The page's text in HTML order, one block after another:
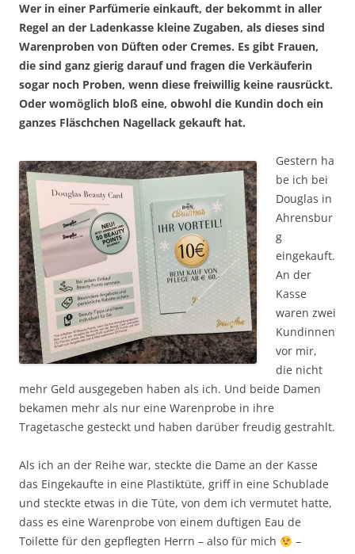
Wer in einer Parfümerie einkauft, der bekommt in aller
Regel an der Ladenkasse kleine Zugaben, als dieses sind
Warenproben von Düften oder Cremes. Es gibt Frauen,
die sind ganz gierig darauf und fragen die Verkäuferin
sogar noch Proben, wenn diese freiwillig keine rausrückt.
Oder womöglich bloß eine, obwohl die Kundin doch ein
ganzes Fläschchen Nagellack gekauft hat.
Gestern ha
be ich bei
Douglas in
Ahrensbur
g
eingekauft.
An der
Kasse
waren zwei
Kundinnen
vor mir,
die nicht
mehr Geld ausgegeben haben als ich. Und beide Damen
bekamen mehr als nur eine Warenprobe in ihre
Tragetasche gesteckt und haben darüber freudig gestrahlt.
Als ich an der Reihe war, steckte die Dame an der Kasse
das Eingekaufte in eine Plastiktüte, griff in eine Schublade
und steckte etwas in die Tüte, von dem ich vermutet hatte,
dass es eine Warenprobe von einem duftigen Eau de
Toilette für den gepflegten Herrn – also für mich
–